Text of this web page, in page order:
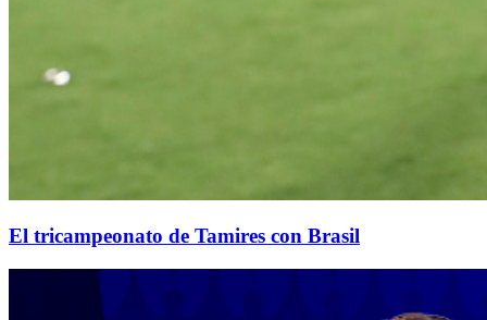
El tricampeonato de Tamires con Brasil